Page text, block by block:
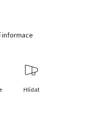
informace
Hlídat